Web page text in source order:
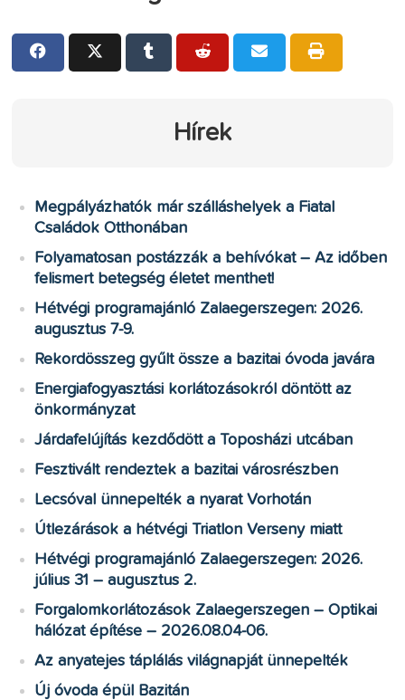
Hírek
Megpályázhatók már szálláshelyek a Fiatal
Családok Otthonában
Folyamatosan postázzák a behívókat – Az időben
felismert betegség életet menthet!
Hétvégi programajánló Zalaegerszegen: 2026.
augusztus 7-9.
Rekordösszeg gyűlt össze a bazitai óvoda javára
Energiafogyasztási korlátozásokról döntött az
önkormányzat
Járdafelújítás kezdődött a Toposházi utcában
Fesztivált rendeztek a bazitai városrészben
Lecsóval ünnepelték a nyarat Vorhotán
Útlezárások a hétvégi Triatlon Verseny miatt
Hétvégi programajánló Zalaegerszegen: 2026.
július 31 – augusztus 2.
Forgalomkorlátozások Zalaegerszegen – Optikai
hálózat építése – 2026.08.04-06.
Az anyatejes táplálás világnapját ünnepelték
Új óvoda épül Bazitán